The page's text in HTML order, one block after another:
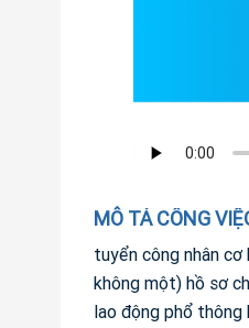
MÔ TẢ CÔNG
tuyển công nhân
không một) hồ sơ
lao động phổ thông